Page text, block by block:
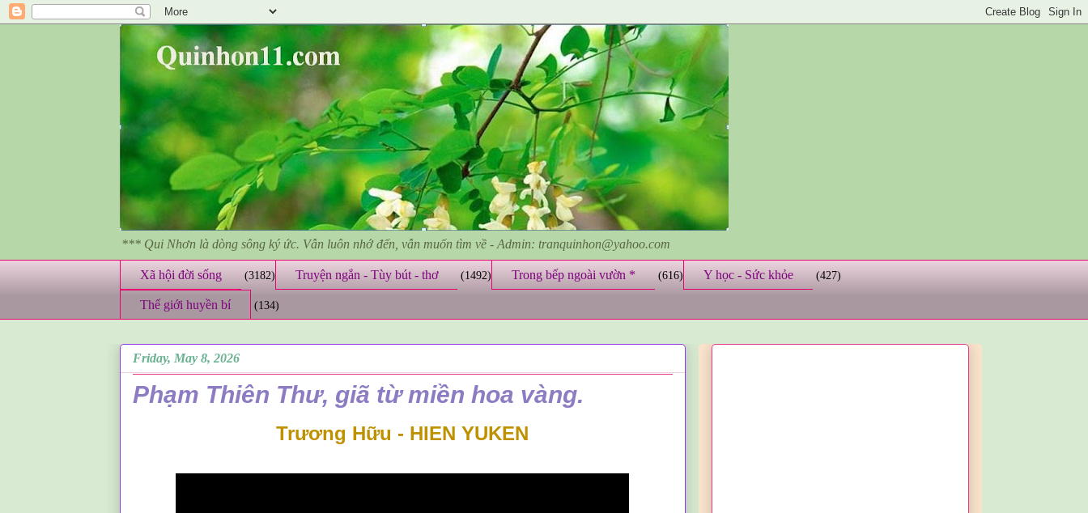
*** Qui Nhơn là dòng sông ký ức. Vẫn luôn nhớ đến, vẫn muốn tìm về - Admin: tranquinhon@yahoo.com
Xã hội đời sống (3182) Truyện ngắn - Tùy bút - thơ (1492) Trong bếp ngoài vườn * (616) Y học - Sức khỏe (427)
Thế giới huyền bí (134)
Friday, May 8, 2026
Phạm Thiên Thư, giã từ miền hoa vàng.
Trương Hữu - HIEN YUKEN